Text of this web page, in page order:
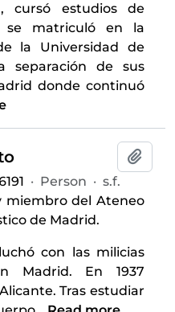
cursó estudios de
se matriculó en la
la Universidad de
separación de sus
donde continuó
· Person · s.f.
miembro del Ateneo
de Madrid.
con las milicias
Madrid. En 1937
Tras estudiar